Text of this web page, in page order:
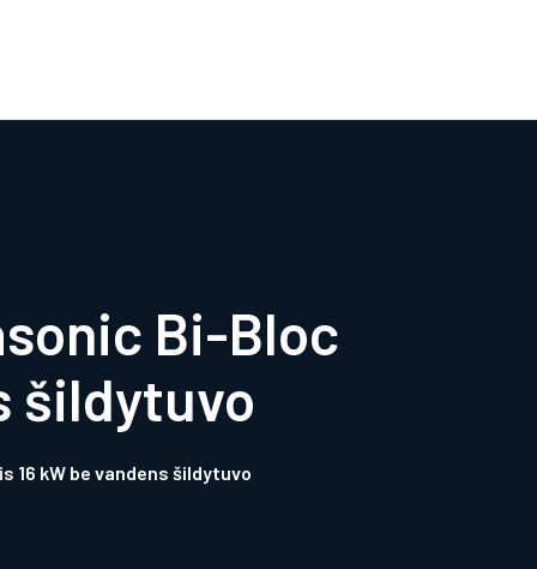
Bi-Bloc
šildytuvo
16 kW be vandens šildytuvo